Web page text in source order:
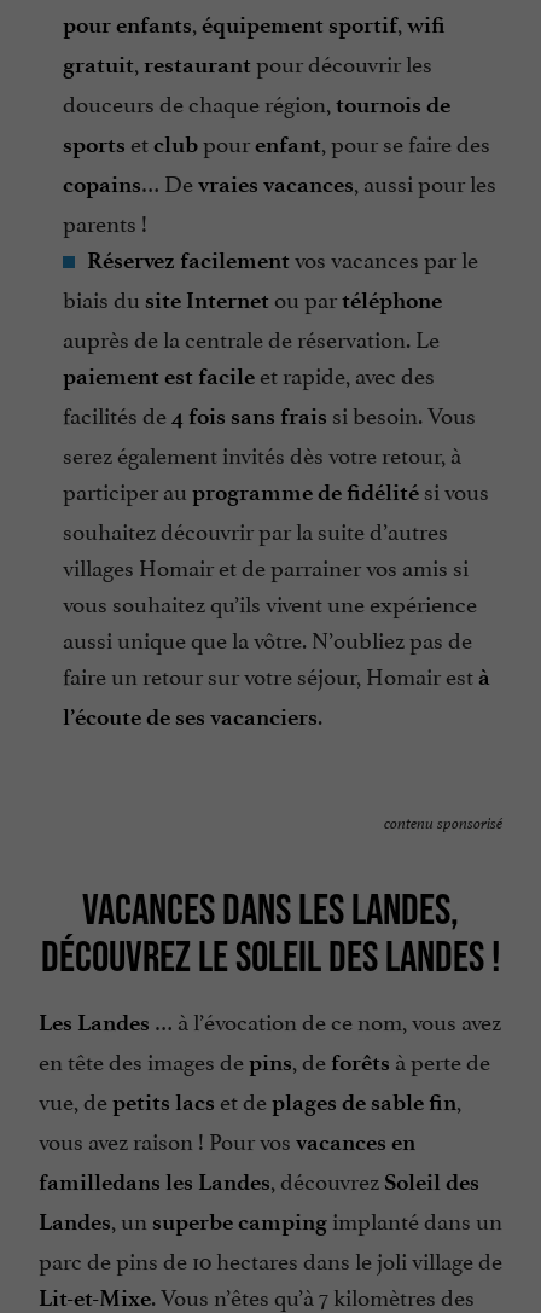
pour enfants, équipement sportif, wifi
gratuit, restaurant pour découvrir les
douceurs de chaque région, tournois de
sports etclubpourenfant, pour se faire des
copains… Devraies vacances, aussi pour les
parents !
Réservez facilement vos vacances par le
biais du site Internet ou partéléphone
auprès de la centrale de réservation. Le
paiement est facile et rapide, avec des
facilités de4 fois sans frais si besoin. Vous
serez également invités dès votre retour, à
participer au programme de fidélité si vous
souhaitez découvrir par la suite d’autres
villages Homair et de parrainer vos amis si
vous souhaitez qu’ils vivent une expérience
aussi unique que la vôtre. N’oubliez pas de
faire un retour sur votre séjour, Homair est à
l’écoute de ses vacanciers.
contenu sponsorisé
VACANCES DANS LES LANDES,
DÉCOUVREZ LE SOLEIL DES LANDES !
Les Landes … à l’évocation de ce nom, vous avez
en tête des images depins, de forêts à perte de
vue, depetits lacs et deplages de sable fin,
vous avez raison ! Pour vos vacances en
familledans les Landes, découvrez Soleil des
Landes, un superbe camping implanté dans un
parc de pins de 10 hectares dans le joli village de
Lit-et-Mixe. Vous n’êtes qu’à 7 kilomètres des